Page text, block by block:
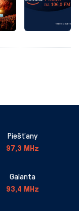
Piešťany
97,3 MHz
Galanta
93,4 MHz